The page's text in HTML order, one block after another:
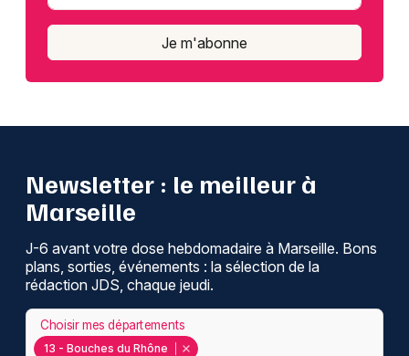
Je m'abonne
Newsletter : le meilleur à
Marseille
J-6 avant votre dose hebdomadaire à Marseille. Bons
plans, sorties, événements : la sélection de la
rédaction JDS, chaque jeudi.
13 - Bouches du Rhône
Choisir mes départements